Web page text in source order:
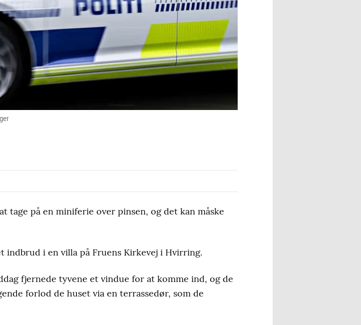
tage på en miniferie over pinsen, og det kan måske
i en villa på Fruens Kirkevej i Hvirring.
fjernede tyvene et vindue for at komme ind, og de
forlod de huset via en terrassedør, som de